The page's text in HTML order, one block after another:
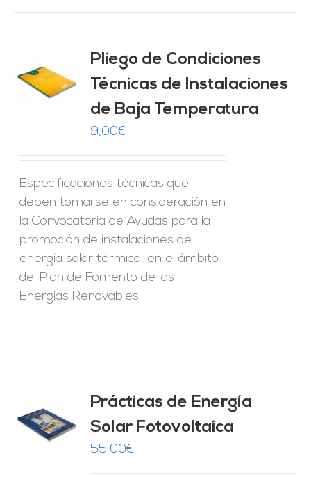
Pliego de Condiciones
Técnicas de Instalaciones
de Baja Temperatura
9,00€
Especificaciones técnicas que
deben tomarse en consideración en
la Convocatoria de Ayudas para la
promoción de instalaciones de
energía solar térmica, en el ámbito
del Plan de Fomento de las
Energías Renovables.
Prácticas de Energía
Solar Fotovoltaica
55,00€